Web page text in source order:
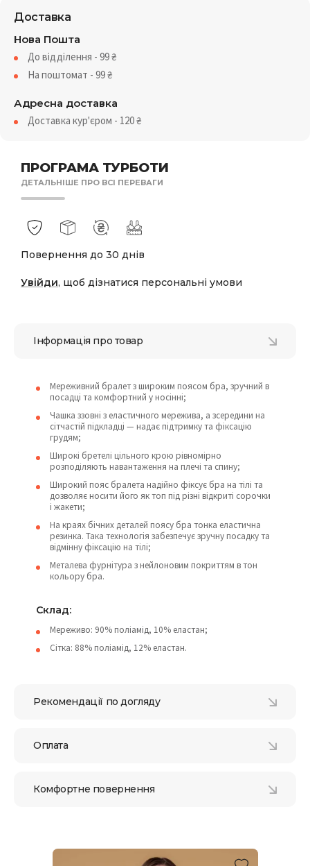
ПРОГРАМА ТУРБОТИ
ДЕТАЛЬНІШЕ ПРО ВСІ ПЕРЕВАГИ
Повернення до 30 днів
Увійди, щоб дізнатися персональні умови
Доставка
Нова Пошта
До відділення - 99₴
На поштомат - 99₴
Адресна доставка
Доставка кур'єром - 120₴
Інформація про товар
Мереживний бралет з широким поясом бра, зручний в
посадці та комфортний у носінні;
Чашка ззовні з еластичного мережива, а зсередини на
сітчастій підкладці — надає підтримку та фіксацію
грудям;
Широкі бретелі цільного крою рівномірно
розподіляють навантаження на плечі та спину;
Широкий пояс бралета надійно фіксує бра на тілі та
дозволяє носити його як топ під різні відкриті сорочки
і жакети;
На краях бічних деталей поясу бра тонка еластична
резинка. Така технологія забезпечує зручну посадку та
відмінну фіксацію на тілі;
Металева фурнітура з нейлоновим покриттям в тон
кольору бра.
Склад:
Мереживо: 90% поліамід, 10% еластан;
Сітка: 88% поліамід, 12% еластан.
Рекомендації по догляду
Оплата
Комфортне повернення